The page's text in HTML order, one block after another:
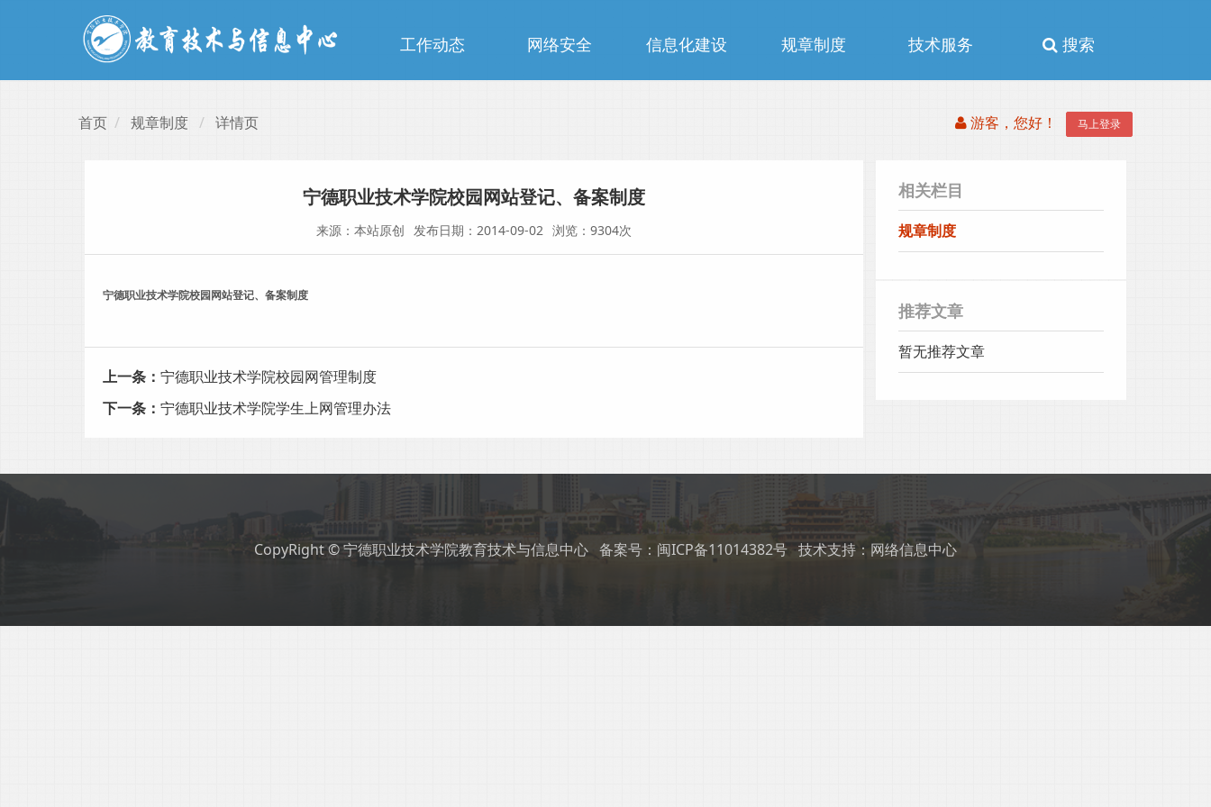
工作动态 网络安全 信息化建设 规章制度 技术服务 搜索
游客，您好！ 马上登录
首页 规章制度 详情页
宁德职业技术学院校园网站登记、备案制度
来源：本站原创 发布日期：2014-09-02 浏览：9304次
宁德职业技术学院校园网站登记、备案制度
上一条： 宁德职业技术学院校园网管理制度
下一条： 宁德职业技术学院学生上网管理办法
相关栏目
规章制度
推荐文章
暂无推荐文章
CopyRight © 宁德职业技术学院教育技术与信息中心 备案号：闽ICP备11014382号 技术支持：网络信息中心